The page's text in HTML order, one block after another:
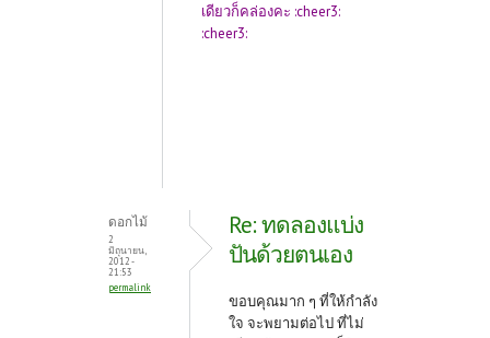
เดียวก็คล่องคะ :cheer3:
:cheer3:
ดอกไม้
2
มิถุนายน,
2012 -
21:53
permalink
Re: ทดลองแบ่ง
ปันด้วยตนเอง
ขอบคุณมาก ๆ ที่ให้กำลัง
ใจ จะพยามต่อไป ที่ไม่